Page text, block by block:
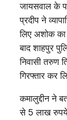
जायसवाल के
प्रदीप ने
लिए अशोक
बाद शाहपुर
निवासी तरुण
गिरफ्तार कर
कमालुद्दीन ने
से 5 लाख